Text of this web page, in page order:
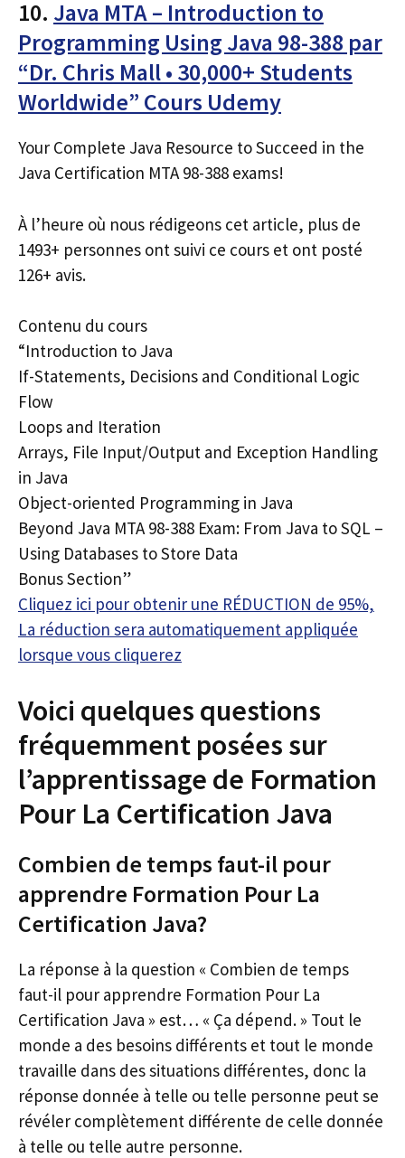
10. Java MTA – Introduction to
Programming Using Java 98-388 par
“Dr. Chris Mall • 30,000+ Students
Worldwide” Cours Udemy
Your Complete Java Resource to Succeed in the
Java Certification MTA 98-388 exams!
À l’heure où nous rédigeons cet article, plus de
1493+ personnes ont suivi ce cours et ont posté
126+ avis.
Contenu du cours
“Introduction to Java
If-Statements, Decisions and Conditional Logic
Flow
Loops and Iteration
Arrays, File Input/Output and Exception Handling
in Java
Object-oriented Programming in Java
Beyond Java MTA 98-388 Exam: From Java to SQL –
Using Databases to Store Data
Bonus Section”
Cliquez ici pour obtenir une RÉDUCTION de 95%,
La réduction sera automatiquement appliquée
lorsque vous cliquerez
Voici quelques questions
fréquemment posées sur
l’apprentissage de Formation
Pour La Certification Java
Combien de temps faut-il pour
apprendre Formation Pour La
Certification Java?
La réponse à la question « Combien de temps
faut-il pour apprendre Formation Pour La
Certification Java » est… « Ça dépend. » Tout le
monde a des besoins différents et tout le monde
travaille dans des situations différentes, donc la
réponse donnée à telle ou telle personne peut se
révéler complètement différente de celle donnée
à telle ou telle autre personne.